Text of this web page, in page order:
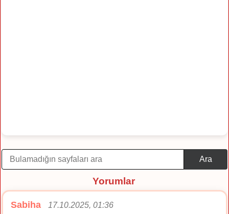
Ara
Yorumlar
Sabiha 17.10.2025, 01:36